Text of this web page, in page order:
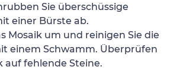
Sie überschüssige
einer Bürste ab.
Mosaik um und reinigen Sie die
einem Schwamm. Überprüfen
auf fehlende Steine.